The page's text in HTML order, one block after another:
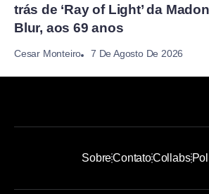
trás de ‘Ray of Light’ da
Blur, aos 69 anos
Cesar Monteiro 7 De Agosto De 2026
SobreContatoCollabs